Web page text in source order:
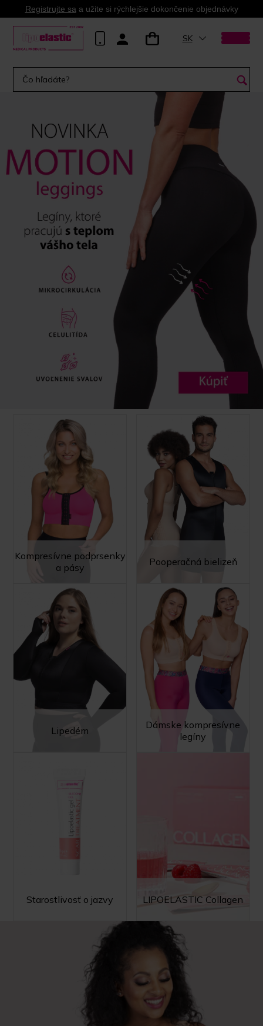
Registrujte sa a užite si rýchlejšie dokončenie objednávky
SK
Kompresívne podprsenky
a pásy
Pooperačná bielizeň
Lipedém
Dámske kompresívne
legíny
Starostlivosť o jazvy LIPOELASTIC Collagen